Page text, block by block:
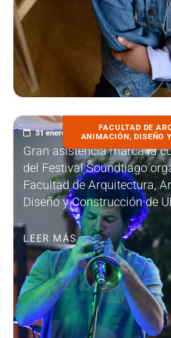
FACULTAD DE
ANIMACIÓN, DISEÑO
31 enero, 2023
Gran asistencia marca la
del Festival Soundtiago
Facultad de Arquitectura,
Diseño y Construcción de
LEER MÁS